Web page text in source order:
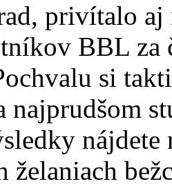
privítalo
BBL za
si
najprudšom
nájdete
želaniach